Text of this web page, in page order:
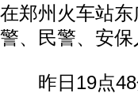
在郑州火车站
警、民警、安
昨日19点48